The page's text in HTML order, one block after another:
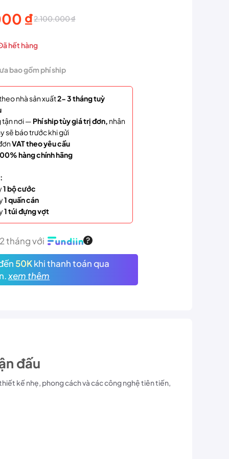
2.100.000₫
₫.
₫
₫.
hết hàng
bao gồm phí ship
nhà sản xuất2- 3 tháng tuỳ
tận nơi — Phí ship tùy giá trị đơn, nhân
sẽ báo trước khi gửi
VAT theo yêu cầu
hàng chính hãng
1 bộ cước
1 quấn cán
1 túi đựng vợt
tháng với
50Kkhi thanh toán qua
xem thêm
đấu
kế nhẹ, phong cách và các công nghệ tiên tiến,